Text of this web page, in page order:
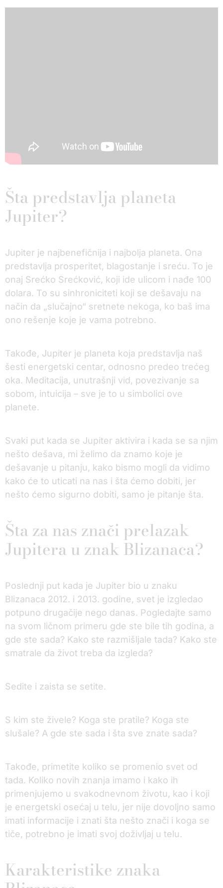
Šta predstavlja planeta
Jupiter?
Jupiter je najbenefičnija i najbolja planeta. Ona
predstavlja prosperitet, blagostanje i sreću. To je
onaj Srećko Srećković, koji ide ulicom i nađe 100
dolara. To su sinhroniciteti koji se dešavaju na
način da „slučajno“ sretnete nekoga, ko baš ima
ono rešenje koje je vama potrebno.
Takođe, Jupiter je planeta koja predstavlja naš
šesti energetski centar, odnosno predeo trećeg
oka. Meditacija, unutrašnji vid, povezivanje sa
sobom, intuicija – sve je to u simbolici ove
planete.
Svaki put kada se Jupiter aktivira i kada se sa njim
nešto dešava, mi želimo da znamo koje je
dešavanje u pitanju, kako bismo mogli da vidimo
kako će to uticati na nas i šta ćemo dobiti, jer
nešto ćemo sigurno dobiti, samo je pitanje šta.
Šta za nas znači prelazak
Jupitera u znak Blizanaca?
Poslednji put kada je Jupiter bio u znaku
Blizanaca 2012. i 2013. godine, svet je izgledao
potpuno drugačije nego danas. Pogledajte samo
na svom ličnom primeru gde ste bile tih godina, a
gde ste sada? Kako ste razmišljale tada? Kako ste
smatrale da život treba da izgleda?
Sedite i zaista se setite.
S kim ste živele? Koga ste pratile? Koga ste
slušale? A gde ste sada i šta sve znate sada?
Takođe, primetite koliko se promenio svet od
tada. Koliko novih znanja imamo i kako ih
primenjujemo u svakodnevnom životu, kao i koji
je energetski osećaj u telu, jer nije dovoljno samo
imati informacije i znati šta nešto znači i koga se
tiče, potrebno je imati svoj doživljaj u telu.
Karakteristike znaka